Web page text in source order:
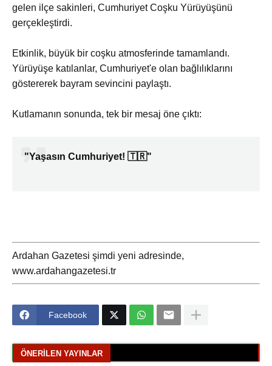
gelen ilçe sakinleri, Cumhuriyet Coşku Yürüyüşünü
gerçekleştirdi.
Etkinlik, büyük bir coşku atmosferinde tamamlandı.
Yürüyüşe katılanlar, Cumhuriyet'e olan bağlılıklarını
göstererek bayram sevincini paylaştı.
Kutlamanın sonunda, tek bir mesaj öne çıktı:
"Yaşasın Cumhuriyet! 🇹🇷"
Ardahan Gazetesi şimdi yeni adresinde,
www.ardahangazetesi.tr
Facebook
ÖNERILEN YAYINLAR